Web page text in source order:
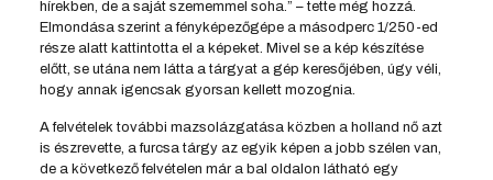
hírekben, de a saját szememmel soha.” – tette még hozzá.
Elmondása szerint a fényképezőgépe a másodperc 1/250-ed
része alatt kattintotta el a képeket. Mivel se a kép készítése
előtt, se utána nem látta a tárgyat a gép keresőjében, úgy véli,
hogy annak igencsak gyorsan kellett mozognia.
A felvételek további mazsolázgatása közben a holland nő azt
is észrevette, a furcsa tárgy az egyik képen a jobb szélen van,
de a következő felvételen már a bal oldalon látható egy